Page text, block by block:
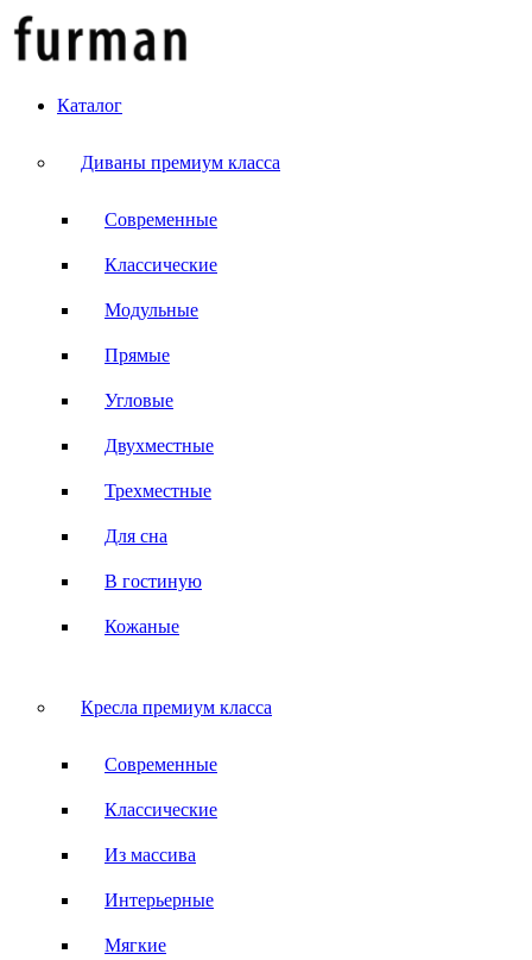
Каталог
Диваны премиум класса
Современные
Классические
Модульные
Прямые
Угловые
Двухместные
Трехместные
Для сна
В гостиную
Кожаные
Кресла премиум класса
Современные
Классические
Из массива
Интерьерные
Мягкие